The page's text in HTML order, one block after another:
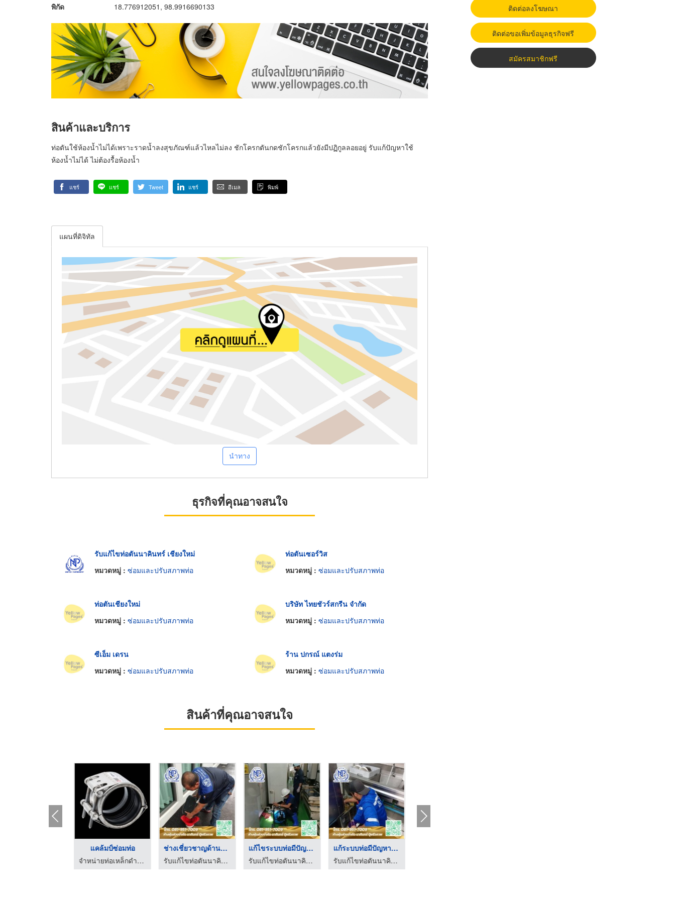
พิกัด 18.776912051, 98.9916690133
สินค้าและบริการ
ท่อตันใช้ห้องน้ำไม่ได้เพราะราดน้ำลงสุขภัณฑ์แล้วไหลไม่ลง ชักโครกตันกดชักโครกแล้วยังมีปฏิกูลลอยอยู่ รับแก้ปัญหาใช้
ห้องน้ำไม่ได้ ไม่ต้องรื้อห้องน้ำ
แชร์ แชร์ Tweet แชร์ อีเมล พิมพ์
แผนที่ดิจิทัล
นำทาง
ธุรกิจที่คุณอาจสนใจ
รับแก้ไขท่อตันนาคินทร์ เชียงใหม่
หมวดหมู่ : ซ่อมและปรับสภาพท่อ
ท่อตันเซอร์วิส
หมวดหมู่ : ซ่อมและปรับสภาพท่อ
ท่อตันเชียงใหม่
หมวดหมู่ : ซ่อมและปรับสภาพท่อ
บริษัท ไทยชัวร์สกรีน จำกัด
หมวดหมู่ : ซ่อมและปรับสภาพท่อ
ซีเอ็ม เดรน
หมวดหมู่ : ซ่อมและปรับสภาพท่อ
ร้าน ปกรณ์ แตงร่ม
หมวดหมู่ : ซ่อมและปรับสภาพท่อ
สินค้าที่คุณอาจสนใจ
ร้านขายท่อ pvc อยุธย ...
ศูนย์รวมวัสดุก่อสร้างและไฟฟ้าโรงงาน - ประสิทธิ์ อุตสาหกรรม ซัพพลาย
ติดตั้งท่อppr
รับแก้ไข ออกแบบติดตั้งวางท่อสำหรับอุตสาหกรรม วีวีพี โปรเซอวิสเซส
ติดตั้งระบบท่อหล่อเย ...
รับแก้ไข ออกแบบติดตั้งวางท่อสำหรับอุตสาหกรรม วีวีพี โปรเซอวิสเซส
แคล้มป์ซ่อมท่อ
จำหน่ายท่อเหล็กดำ ท่อ PPR รามอินทรา
ติดต่อลงโฆษณา
ติดต่อขอเพิ่มข้อมูลธุรกิจฟรี
สมัครสมาชิกฟรี